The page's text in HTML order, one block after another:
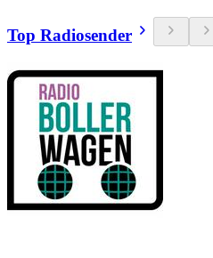
Top Radiosender